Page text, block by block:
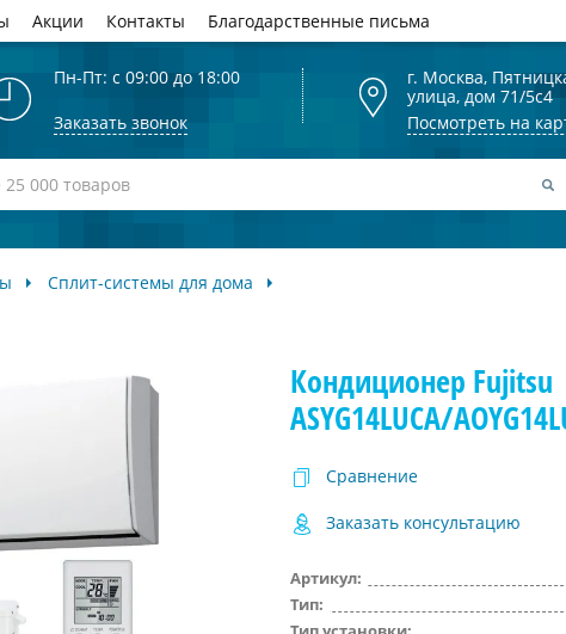
Акции Контакты Благодарственные письма
Пн-Пт: с 09:00 до 18:00
Заказать звонок
г. Москва,
улица, дом 71/5с4
Посмотреть на
Сплит-системы для дома
Кондиционер Fujitsu
ASYG14LUCA/
Сравнение
Заказать консультацию
Артикул:
Тип: